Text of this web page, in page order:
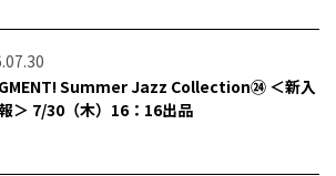
Summer Jazz Collection㉔ ＜新入
＞ 7/30（木）16：16出品